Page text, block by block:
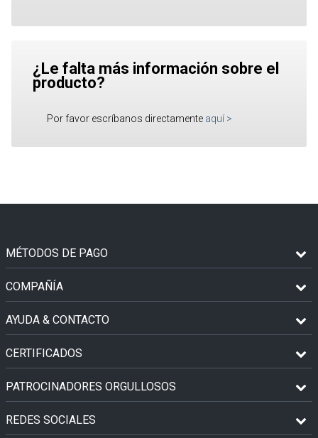
¿Le falta más información sobre el
producto?
Por favor escríbanos directamente aquí >
MÉTODOS DE PAGO
COMPAÑÍA
AYUDA & CONTACTO
CERTIFICADOS
PATROCINADORES ORGULLOSOS
REDES SOCIALES